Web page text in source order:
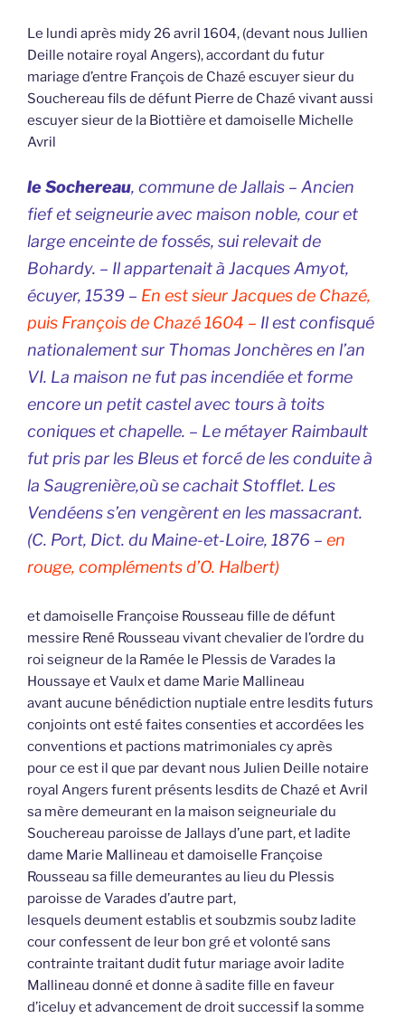
Le lundi après midy 26 avril 1604, (devant nous Jullien
Deille notaire royal Angers), accordant du futur
mariage d’entre François de Chazé escuyer sieur du
Souchereau fils de défunt Pierre de Chazé vivant aussi
escuyer sieur de la Biottière et damoiselle Michelle
Avril
le Sochereau, commune de Jallais – Ancien
fief et seigneurie avec maison noble, cour et
large enceinte de fossés, sui relevait de
Bohardy. – Il appartenait à Jacques Amyot,
écuyer, 1539 – En est sieur Jacques de Chazé,
puis François de Chazé 1604 – Il est confisqué
nationalement sur Thomas Jonchères en l’an
VI. La maison ne fut pas incendiée et forme
encore un petit castel avec tours à toits
coniques et chapelle. – Le métayer Raimbault
fut pris par les Bleus et forcé de les conduite à
la Saugrenière,où se cachait Stofflet. Les
Vendéens s’en vengèrent en les massacrant.
(C. Port, Dict. du Maine-et-Loire, 1876 – en
rouge, compléments d’O. Halbert)
et damoiselle Françoise Rousseau fille de défunt
messire René Rousseau vivant chevalier de l’ordre du
roi seigneur de la Ramée le Plessis de Varades la
Houssaye et Vaulx et dame Marie Mallineau
avant aucune bénédiction nuptiale entre lesdits futurs
conjoints ont esté faites consenties et accordées les
conventions et pactions matrimoniales cy après
pour ce est il que par devant nous Julien Deille notaire
royal Angers furent présents lesdits de Chazé et Avril
sa mère demeurant en la maison seigneuriale du
Souchereau paroisse de Jallays d’une part, et ladite
dame Marie Mallineau et damoiselle Françoise
Rousseau sa fille demeurantes au lieu du Plessis
paroisse de Varades d’autre part,
lesquels deument establis et soubzmis soubz ladite
cour confessent de leur bon gré et volonté sans
contrainte traitant dudit futur mariage avoir ladite
Mallineau donné et donne à sadite fille en faveur
d’iceluy et advancement de droit successif la somme